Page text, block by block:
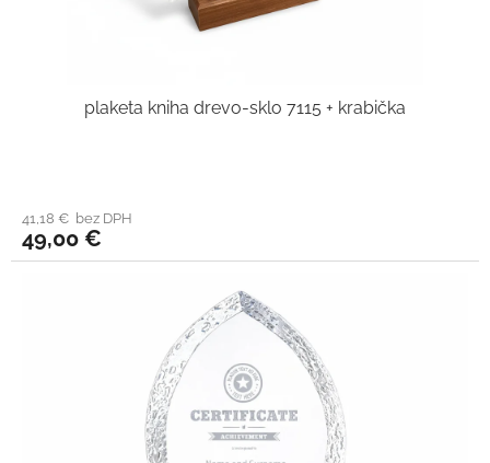
plaketa kniha drevo-sklo 7115 + krabička
41,18 € bez DPH
49,00 €